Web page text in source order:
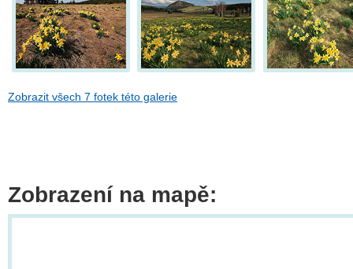
Zobrazit všech 7 fotek této galerie
Zobrazení na mapě: